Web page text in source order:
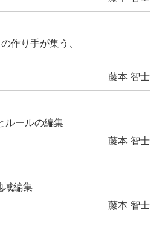
作り手が集う、
藤本 智士
ルールの編集
藤本 智士
域編集
藤本 智士